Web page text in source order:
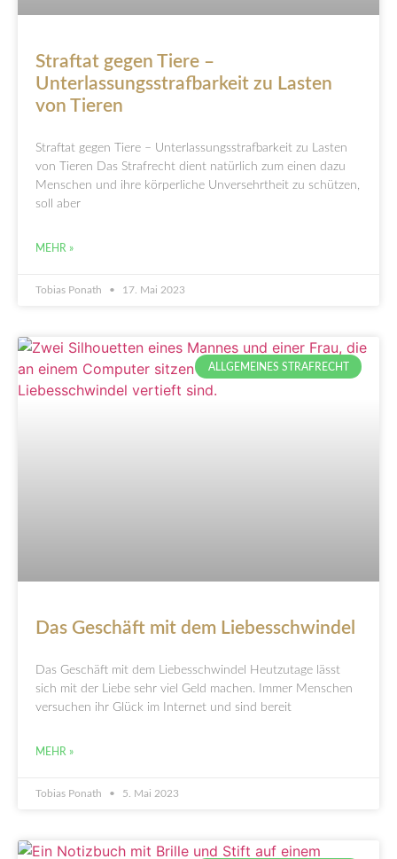
Straftat gegen Tiere –
Unterlassungsstrafbarkeit zu Lasten
von Tieren
Straftat gegen Tiere – Unterlassungsstrafbarkeit zu Lasten
von Tieren Das Strafrecht dient natürlich zum einen dazu
Menschen und ihre körperliche Unversehrtheit zu schützen,
soll aber
MEHR »
Tobias Ponath 17. Mai 2023
ALLGEMEINES STRAFRECHT
Das Geschäft mit dem Liebesschwindel
Das Geschäft mit dem Liebesschwindel Heutzutage lässt
sich mit der Liebe sehr viel Geld machen. Immer Menschen
versuchen ihr Glück im Internet und sind bereit
MEHR »
Tobias Ponath 5. Mai 2023